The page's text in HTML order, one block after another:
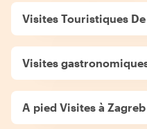
Visites Touristiques
Visites
A pied Visites à Zagreb